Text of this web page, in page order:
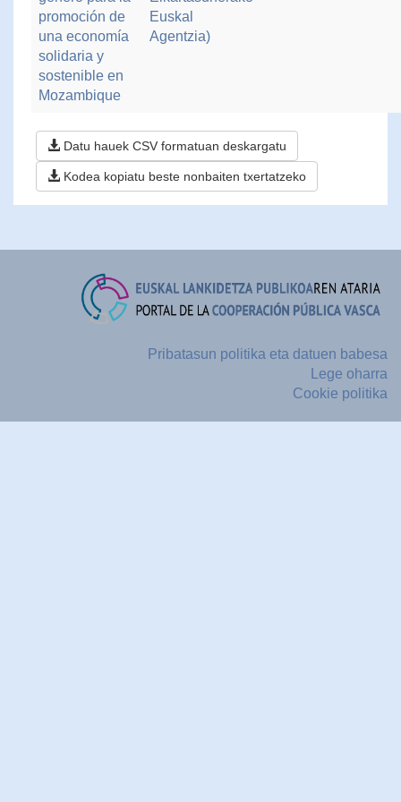
promoción de
una economía
solidaria y
sostenible en
Mozambique
Euskal
Agentzia)
Datu hauek CSV formatuan deskargatu
Kodea kopiatu beste nonbaiten txertatzeko
Pribatasun politika eta datuen babesa
Lege oharra
Cookie politika